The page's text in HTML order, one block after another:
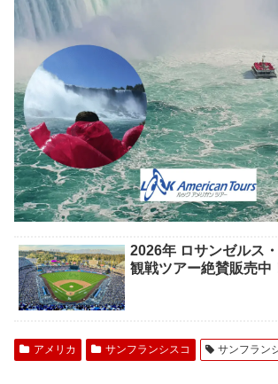
2026年 ロサンゼルス
観戦ツアー絶賛販売中
アメリカ サンフランシスコ サンフラン